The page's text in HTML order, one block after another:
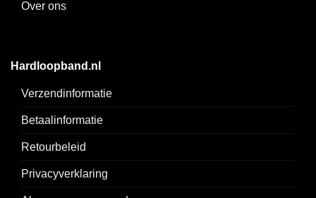
Over ons
Hardloopband.nl
Verzendinformatie
Betaalinformatie
Retourbeleid
Privacyverklaring